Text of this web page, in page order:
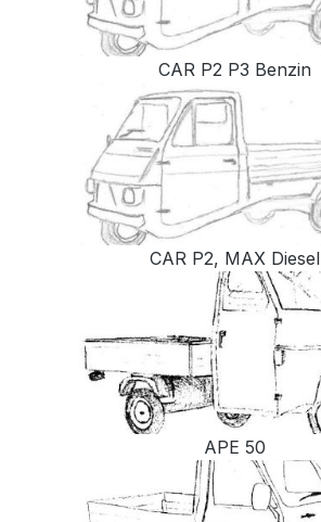
CAR P2 P3 Benzin
CAR P2, MAX Diesel
APE 50